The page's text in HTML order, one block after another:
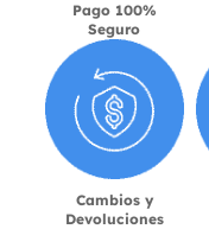
Pago 100%
Seguro
Cambios y
Devoluciones